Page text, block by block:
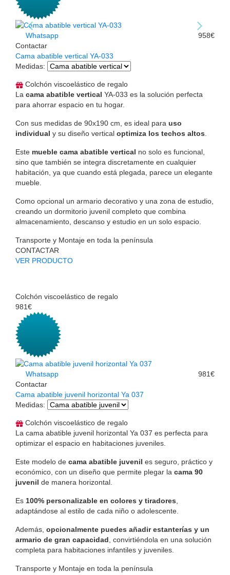
Whatsapp
Contactar
958€
Cama abatible vertical YA-033
Medidas:
Colchón viscoelástico de regalo
La cama abatible vertical YA-033 es la solución perfecta
para ahorrar espacio en tu hogar.
Con sus medidas de 90x190 cm, es ideal para uso
individual y su diseño vertical optimiza los techos altos.
Este mueble cama abatible vertical no solo es funcional,
sino que también se integra discretamente en cualquier
habitación, ya que cuando está plegada, parece un elegante
mueble.
Como opcional un armario decorativo y una zona de estudio,
creando un dormitorio juvenil completo que combina
almacenamiento, descanso y estudio en un solo espacio.
Transporte y Montaje en toda la península
CONTACTAR
VER PRODUCTO
Colchón viscoelástico de regalo
981€
Whatsapp
Contactar
981€
Cama abatible juvenil horizontal Ya 037
Medidas:
Colchón viscoelástico de regalo
La cama abatible juvenil horizontal Ya 037 es perfecta para
optimizar el espacio en habitaciones juveniles.
Este modelo de cama abatible juvenil es seguro, práctico y
económico, con un diseño que permite plegar la cama 90
juvenil de manera horizontal.
Es 100% personalizable en colores y tiradores
adaptándose al estilo de cada niño o adolescente.
Además, opcionalmente puedes añadir estanterías y un
armario de gran capacidad , convirtiéndola en una solución
completa para habitaciones infantiles y juveniles.
Transporte y Montaje en toda la península